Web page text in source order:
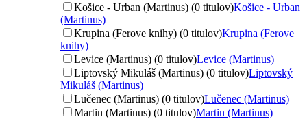
Košice - Urban (Martinus) (0 titulov)Košice - Urban
(Martinus)
Krupina (Ferove knihy) (0 titulov)Krupina (Ferove
knihy)
Levice (Martinus) (0 titulov)Levice (Martinus)
Liptovský Mikuláš (Martinus) (0 titulov)Liptovský
Mikuláš (Martinus)
Lučenec (Martinus) (0 titulov)Lučenec (Martinus)
Martin (Martinus) (0 titulov)Martin (Martinus)